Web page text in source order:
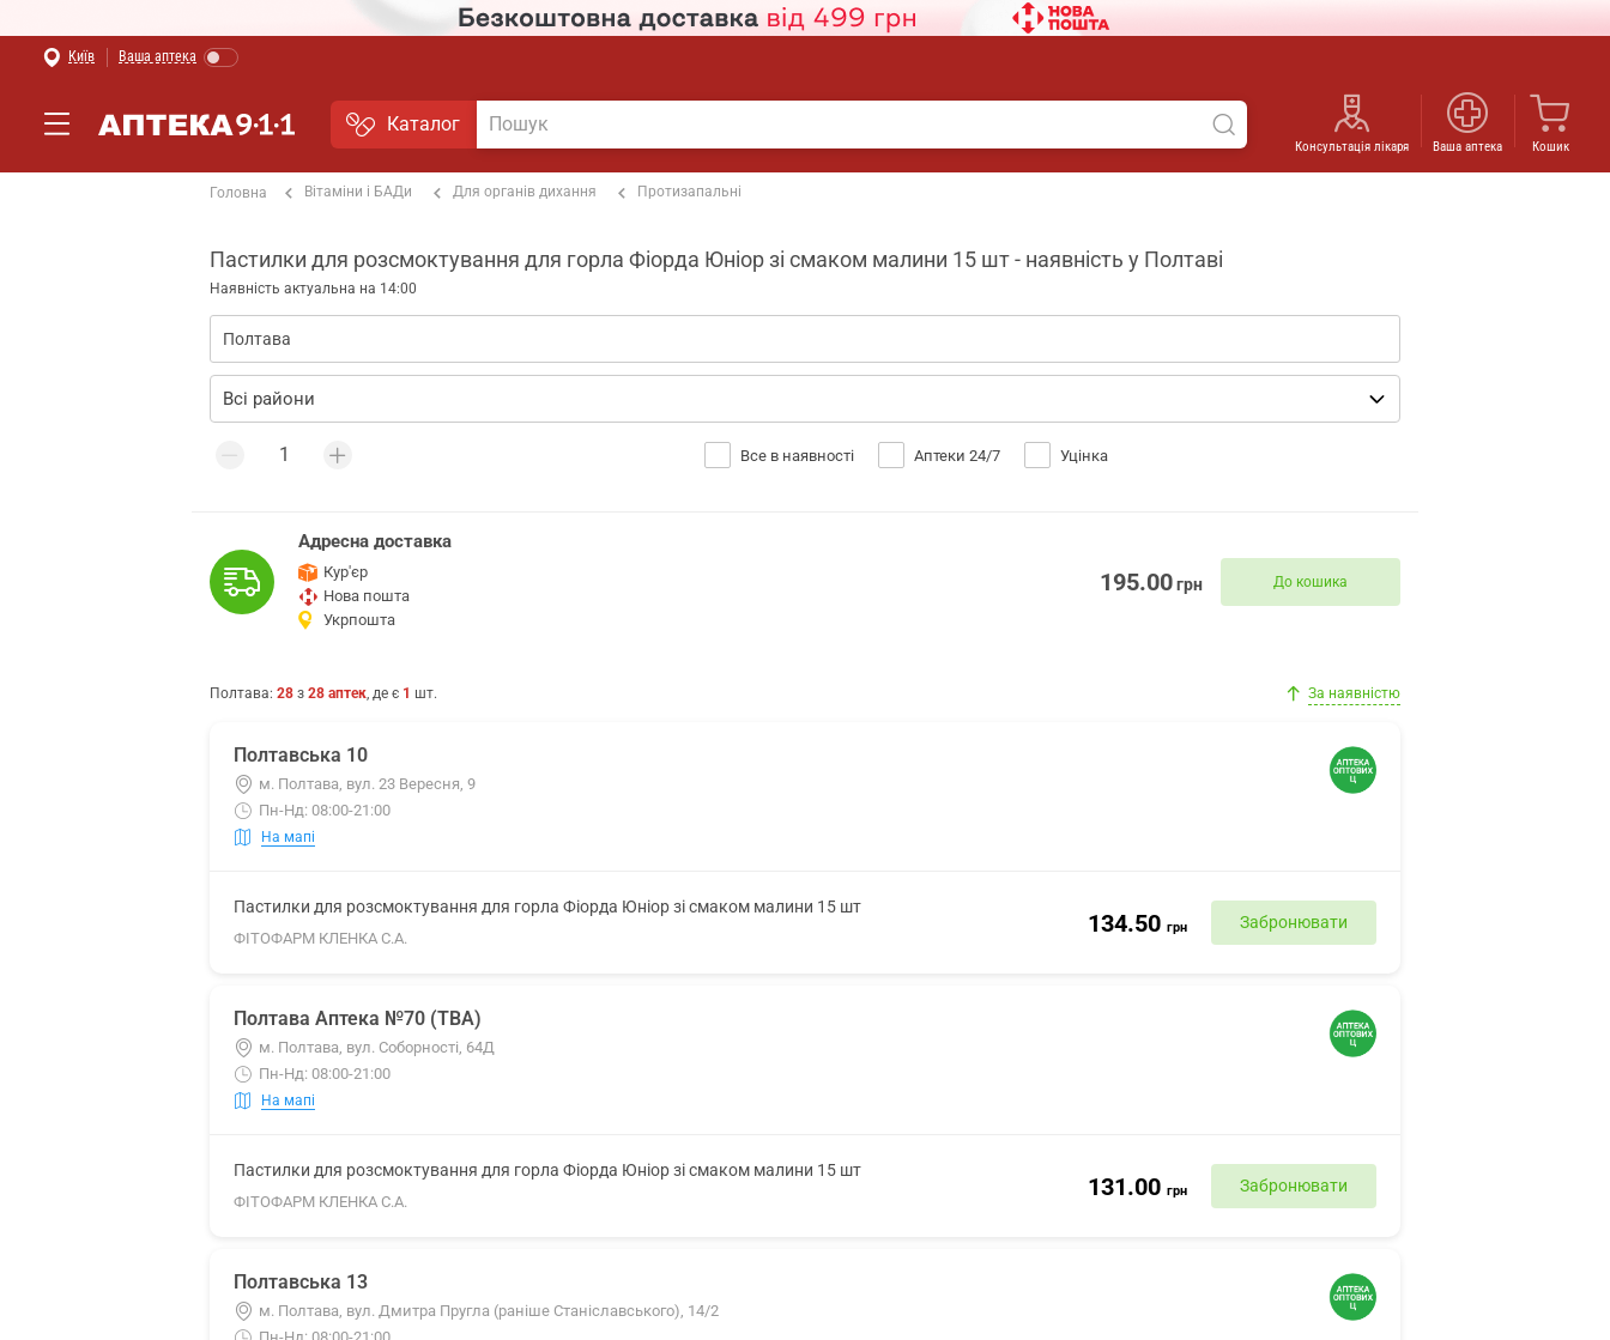
Київ Ваша аптека
Каталог
Консультація лікаря Ваша аптека Кошик
Головна Вітаміни і БАДи Для органів дихання Протизапальні
Пастилки для розсмоктування для горла Фіорда Юніор зі смаком малини 15 шт - наявність у Полтаві
Наявність актуальна на 14:00
Все в наявності Аптеки 24/7 Уцінка
Адресна доставка
Кур'єр
Нова пошта
Укрпошта
195.00грн До кошика
Полтава: 28 з 28 аптек, де є 1 шт. За наявністю
Полтавська 10
м. Полтава, вул. 23 Вересня, 9
Пн-Нд: 08:00-21:00
На мапі
Пастилки для розсмоктування для горла Фіорда Юніор зі смаком малини 15 шт
ФІТОФАРМ КЛЕНКА С.А.
134.50 грн Забронювати
Полтава Аптека №70 (ТВА)
м. Полтава, вул. Соборності, 64Д
Пн-Нд: 08:00-21:00
На мапі
Пастилки для розсмоктування для горла Фіорда Юніор зі смаком малини 15 шт
ФІТОФАРМ КЛЕНКА С.А.
131.00 грн Забронювати
Полтавська 13
м. Полтава, вул. Дмитра Пругла (раніше Станіславського), 14/2